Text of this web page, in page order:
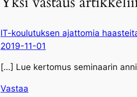
IT-koulutuksen ajattomia
2019-11-01
[…] Lue kertomus seminaarin
Vastaa